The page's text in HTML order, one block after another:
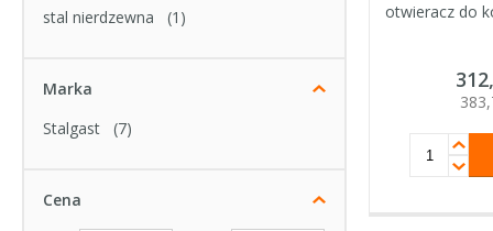
stal nierdzewna
(1)
Marka
Stalgast
(7)
Cena
otwieracz do